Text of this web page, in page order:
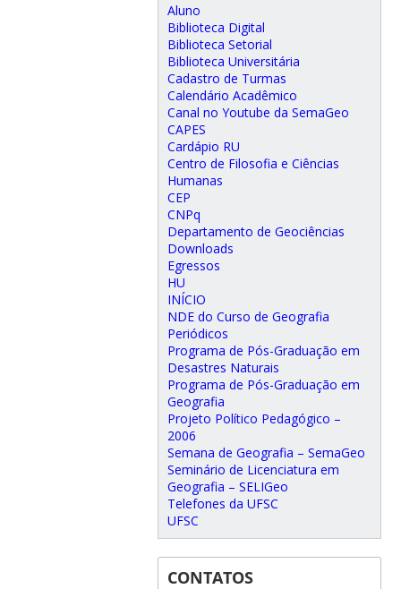
Aluno
Biblioteca Digital
Biblioteca Setorial
Biblioteca Universitária
Cadastro de Turmas
Calendário Acadêmico
Canal no Youtube da SemaGeo
CAPES
Cardápio RU
Centro de Filosofia e Ciências
Humanas
CEP
CNPq
Departamento de Geociências
Downloads
Egressos
HU
INÍCIO
NDE do Curso de Geografia
Periódicos
Programa de Pós-Graduação em
Desastres Naturais
Programa de Pós-Graduação em
Geografia
Projeto Político Pedagógico –
2006
Semana de Geografia – SemaGeo
Seminário de Licenciatura em
Geografia – SELIGeo
Telefones da UFSC
UFSC
CONTATOS